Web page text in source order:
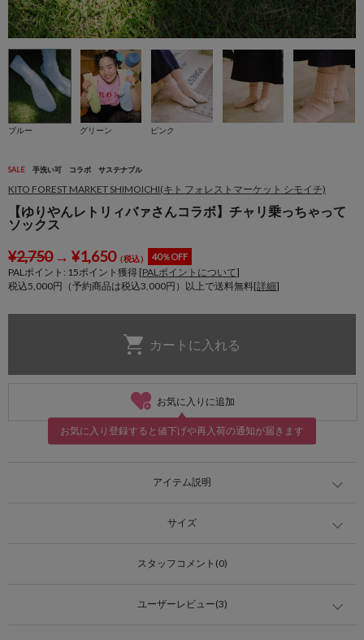
ブルー グリーン ピンク
SALE 手洗い可 コラボ サステナブル
KITO FOREST MARKET SHIMOICHI(キト フォレストマーケット シモイチ)
【ゆりやんレトリィバァさんコラボ】チャリ乗っちゃって
ソックス
¥2,750→ ¥1,650（税込） 40％OFF
PALポイント: 15ポイント獲得 [PALポイントについて]
税込5,000円（予約商品は税込3,000円）以上で送料無料[詳細]
お気に入りに追加
お気に入り登録すると値下げや再入荷の通知が届きます
アイテム説明
サイズ
スタッフコメント(0)
ユーザーレビュー(3)